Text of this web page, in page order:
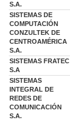
S.A.
SISTEMAS DE
COMPUTACIÓN
CONZULTEK DE
CENTROAMÉRICA
S.A.
SISTEMAS FRATEC
S.A
SISTEMAS
INTEGRAL DE
REDES DE
COMUNICACIÓN
S.A.